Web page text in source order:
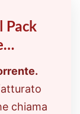
Pack
chiama